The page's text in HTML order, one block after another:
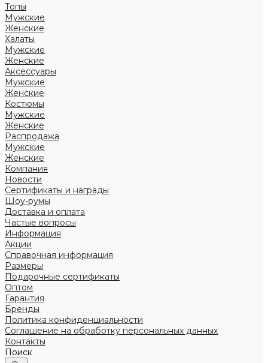
Топы
Мужские
Женские
Халаты
Мужские
Женские
Аксессуары
Мужские
Женские
Костюмы
Мужские
Женские
Распродажа
Мужские
Женские
Компания
Новости
Сертификаты и награды
Шоу-румы
Доставка и оплата
Частые вопросы
Информация
Акции
Справочная информация
Размеры
Подарочные сертификаты
Оптом
Гарантия
Бренды
Политика конфиденциальности
Соглашение на обработку персональных данных
Контакты
Поиск